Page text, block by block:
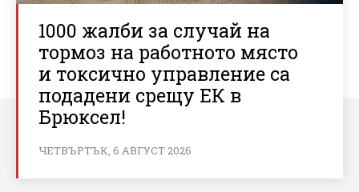
1000 жалби за случай на
тормоз на работното място
и токсично управление са
подадени срещу ЕК в
Брюксел!
ЧЕТВЪРТЪК, 6 АВГУСТ 2026